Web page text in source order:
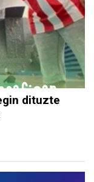
dituzte